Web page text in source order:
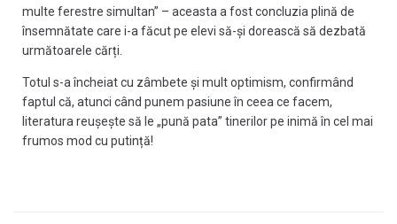
multe ferestre simultan” – aceasta a fost concluzia plină de
însemnătate care i-a făcut pe elevi să-și dorească să dezbată
următoarele cărți.
Totul s-a încheiat cu zâmbete și mult optimism, confirmând
faptul că, atunci când punem pasiune în ceea ce facem,
literatura reușește să le „pună pata” tinerilor pe inimă în cel mai
frumos mod cu putință!